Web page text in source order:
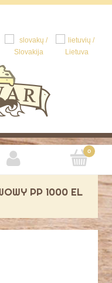
PP 1000 EL